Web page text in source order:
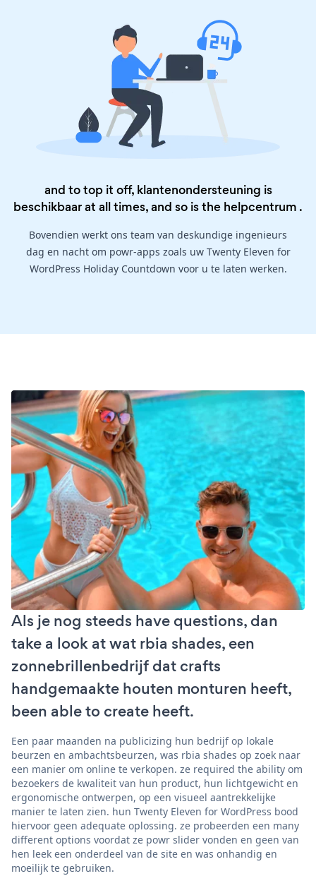
and to top it off, klantenondersteuning is
beschikbaar at all times, and so is the helpcentrum .
Bovendien werkt ons team van deskundige ingenieurs
dag en nacht om powr-apps zoals uw Twenty Eleven for
WordPress Holiday Countdown voor u te laten werken.
Als je nog steeds have questions, dan
take a look at wat rbia shades, een
zonnebrillenbedrijf dat crafts
handgemaakte houten monturen heeft,
been able to create heeft.
Een paar maanden na publicizing hun bedrijf op lokale
beurzen en ambachtsbeurzen, was rbia shades op zoek naar
een manier om online te verkopen. ze required the ability om
bezoekers de kwaliteit van hun product, hun lichtgewicht en
ergonomische ontwerpen, op een visueel aantrekkelijke
manier te laten zien. hun Twenty Eleven for WordPress bood
hiervoor geen adequate oplossing. ze probeerden een many
different options voordat ze powr slider vonden en geen van
hen leek een onderdeel van de site en was onhandig en
moeilijk te gebruiken.